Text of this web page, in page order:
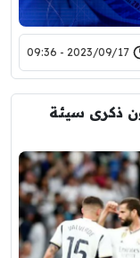
2023/09/17 - 09:36
ذكرى سيئة